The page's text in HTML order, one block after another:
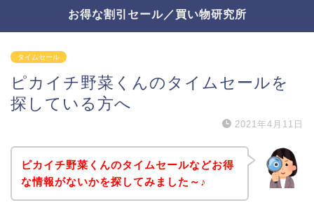
お得な割引セール／買い物研究所
タイムセール
ピカイチ野菜くんのタイムセールを
探している方へ
2021年4月11日
ピカイチ野菜くんのタイムセールなどお得
な情報がないかを探してみました～♪